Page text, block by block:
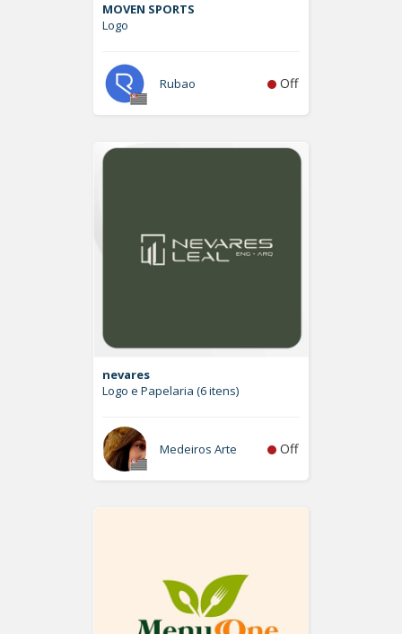
MOVEN SPORTS
Logo
Rubao Off
nevares
Logo e Papelaria (6 itens)
Medeiros Arte Off